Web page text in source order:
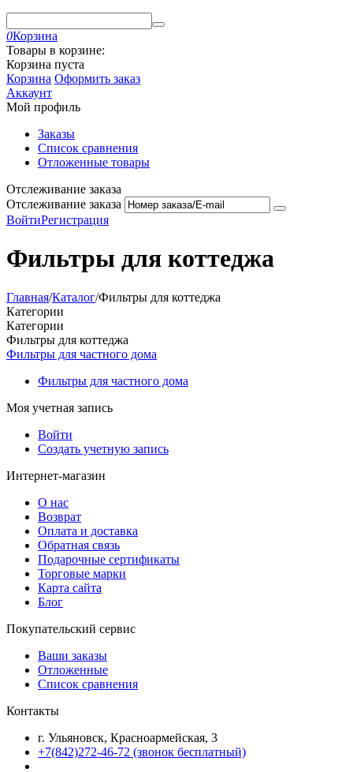
0Корзина
Товары в корзине:
Корзина пуста
Корзина Оформить заказ
Аккаунт
Мой профиль
Заказы
Список сравнения
Отложенные товары
Отслеживание заказа
Отслеживание заказа
ВойтиРегистрация
Фильтры для коттеджа
Главная/Каталог/Фильтры для коттеджа
Категории
Категории
Фильтры для коттеджа
Фильтры для частного дома
Фильтры для частного дома
Моя учетная запись
Войти
Создать учетную запись
Интернет-магазин
О нас
Возврат
Оплата и доставка
Обратная связь
Подарочные сертификаты
Торговые марки
Карта сайта
Блог
Покупательский сервис
Ваши заказы
Отложенные
Список сравнения
Контакты
г. Ульяновск, Красноармейская, 3
+7(842)272-46-72 (звонок бесплатный)